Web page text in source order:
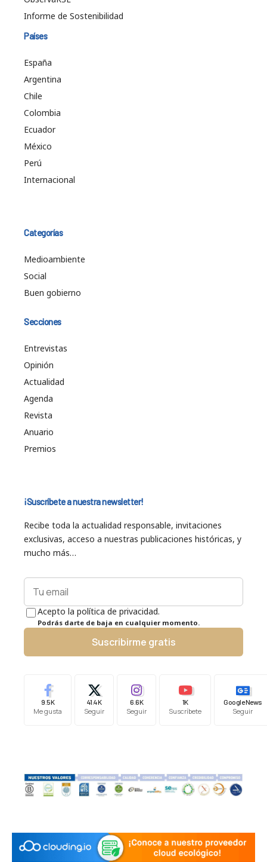
Informe de Sostenibilidad
Países
España
Argentina
Chile
Colombia
Ecuador
México
Perú
Internacional
Categorías
Medioambiente
Social
Buen gobierno
Secciones
Entrevistas
Opinión
Actualidad
Agenda
Revista
Anuario
Premios
¡Suscríbete a nuestra newsletter!
Recibe toda la actualidad responsable, invitaciones
exclusivas, acceso a nuestras publicaciones históricas, y
mucho más…
Acepto la política de privacidad.
Podrás darte de baja en cualquier momento.
Suscribirme gratis
9.5K
Me gusta
41.4K
Seguir
6.6K
Seguir
1K
Suscríbete
Google News
Seguir